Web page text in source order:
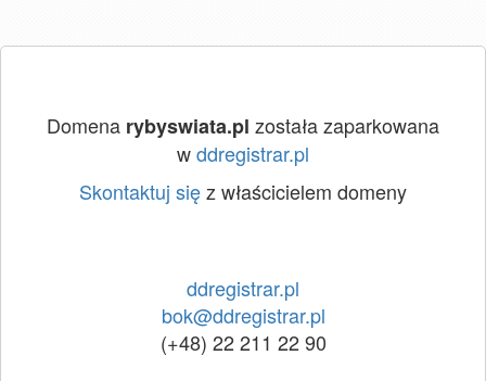
Domena rybyswiata.pl została zaparkowana
wddregistrar.pl
Skontaktuj sięz właścicielem domeny
ddregistrar.pl
bok@ddregistrar.pl
(+48) 22 211 22 90